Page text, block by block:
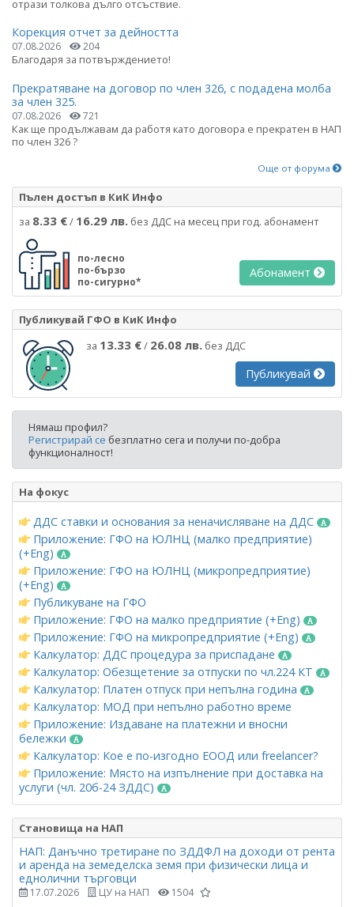
отрази толкова дълго отсъствие.
Корекция отчет за дейността
07.08.2026 204
Благодаря за потвърждението!
Прекратяване на договор по член 326, с подадена молба
за член 325.
07.08.2026 721
Как ще продължавам да работя като договора е прекратен в НАП
по член 326 ?
Още от форума
Пълен достъп в КиК Инфо
за 8.33 €/ 16.29 лв. без ДДС на месец при год. абонамент
по-лесно
по-бързо
по-сигурно*
Абонамент
Публикувай ГФО в КиК Инфо
за 13.33 €/ 26.08 лв. без ДДС
Публикувай
Нямаш профил?
Регистрирай се безплатно сега и получи по-добра
функционалност!
На фокус
ДДС ставки и основания за неначисляване на ДДС
Приложение: ГФО на ЮЛНЦ (малко предприятие)
(+Eng)
Приложение: ГФО на ЮЛНЦ (микропредприятие)
(+Eng)
Публикуване на ГФО
Приложение: ГФО на малко предприятие (+Eng)
Приложение: ГФО на микропредприятие (+Eng)
Калкулатор: ДДС процедура за приспадане
Калкулатор: Обезщетение за отпуски по чл.224 КТ
Калкулатор: Платен отпуск при непълна година
Калкулатор: МОД при непълно работно време
Приложение: Издаване на платежни и вносни
бележки
Калкулатор: Кое е по-изгодно ЕООД или freelancer?
Приложение: Място на изпълнение при доставка на
услуги (чл. 20б-24 ЗДДС)
Становища на НАП
НАП: Данъчно третиране по ЗДДФЛ на доходи от рента
и аренда на земеделска земя при физически лица и
еднолични търговци
17.07.2026 ЦУ на НАП 1504